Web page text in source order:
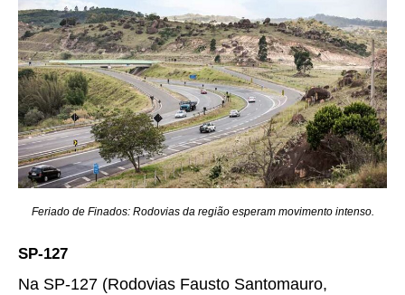
Feriado de Finados: Rodovias da região esperam movimento intenso.
SP-127
Na SP-127 (Rodovias Fausto Santomauro,